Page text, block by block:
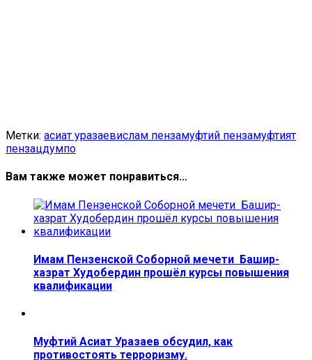
Метки: асиат уразаевислам пензамуфтий пензамуфтият
пензацдумпо
Вам также может понравиться...
Имам Пензенской Соборной мечети Башир-
хазрат Худобердин прошёл курсы повышения
квалификации
Муфтий Асиат Уразаев обсудил, как
противостоять терроризму.